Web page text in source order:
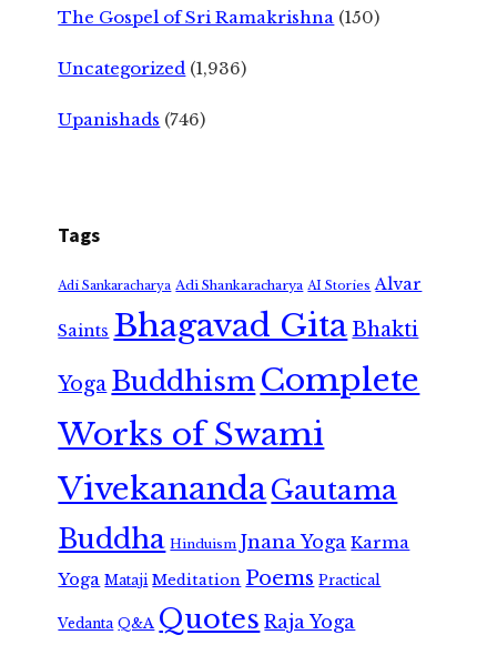
The Gospel of Sri Ramakrishna (150)
Uncategorized (1,936)
Upanishads (746)
Tags
Adi Sankaracharya Adi Shankaracharya AI Stories Alvar
Saints Bhagavad GitaBhakti
Yoga Buddhism Complete
Works of Swami
VivekanandaGautama
Buddha Hinduism Jnana Yoga Karma
Yoga Mataji Meditation Poems Practical
Vedanta Q&A Quotes Raja Yoga